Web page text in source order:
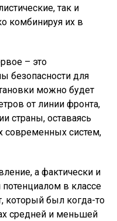
так и
комбинируя их в
– это
безопасности для
можно будет
от линии фронта,
страны, оставаясь
современных систем,
а фактически и
в классе
который был когда-то
средней и меньшей